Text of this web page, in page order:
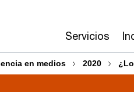
Servicios
en medios 2020